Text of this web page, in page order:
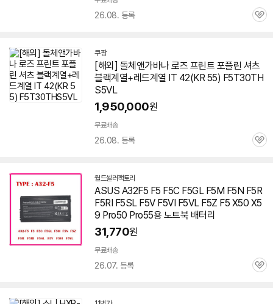
26.08. 등록
관
쿠팡
[해외] 돌체앤가바나 로즈 프린트 포플린 셔츠
블랙계열+레드계열 IT 42(KR 55) F5T30TH
S5VL
1,950,000원
무료배송
26.08. 등록
관
월드셀러팩토리네
이
페
ASUS A32F5 F5 F5C F5GL F5M F5N F5R
F5RI F5SL F5V F5VI F5VL F5Z F5 X50 X5
9 Pro50 Pro55용 노트북 배터리
31,770원
무료배송
26.07. 등록
관